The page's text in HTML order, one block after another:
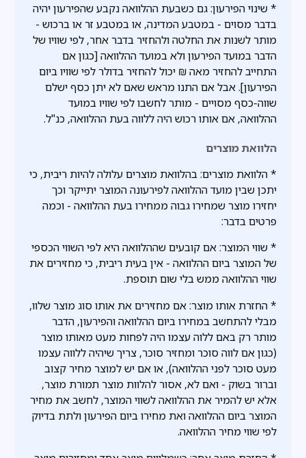
* שינוי הפירעון: גם כשבעת ההלוואה נקבע שהפירעון יהיה
בדבר מסוים - במטבע המדינה, או במטבע זר או ברכוש -
מותר לשנות את החלטה ולהחזיר בדבר אחר, לפי שוויו של
הדבר במועד הפירעון ולא במועד ההלוואה [כגון אם
התחייב להחזיר מאה ₪ יכול להחזיר בדולר לפי שוויו ביום
הפירעון]. אבל אם התנו מראש שאם לא יתן כסף ישלם
שווה-כסף מסויים - מותר לחשבו לפי שוויו במועד
ההלוואה, אם אותו רכוש היה ללווה בעת ההלוואה, כנ"ל.
הלוואת מוצרים
* הלוואת מוצרים: בהלוואת מוצרים עלולה להיות ריבית, כי
יתכן שבין מועד ההלוואה לפירעונה המוצר יתייקר וכך
יחזירו מוצר שמחירו גבוה ממחירו בעת ההלוואה - וכמה
פרטים בדבר:
* שווי המוצר: אם קובעים שההלוואה היא לפי השווי הכספי
של המוצר ביום ההלוואה - אין בעית ריבית, כי מחזירים את
שווי ההלוואה ממש בלי שום תוספת.
* החזרת אותו מוצר: אם מחזירים את אותו סוג מוצר שלוו,
מבלי להתחשב במחירו ביום ההלוואה והפירעון, הדבר
מותר רק באם ללוה עצמו היה לפחות מעט מאותו מוצר
(כגון אם לווה סוכר ומחזיר סוכר, צריך שיהיה ללווה עצמו
מעט סוכר לפני ההלוואה), או אם יש למוצר מחיר קצוב
וברור בשוק - ואם לא, אסור להלוות מוצר תמורת מוצר,
אלא יש להמיר את ההלוואה לשווי המוצר, לחשב את מחיר
המוצר ביום ההלוואה ואת מחירו ביום הפירעון ולתת בדיוק
לפי שווי מחיר ההלוואה.